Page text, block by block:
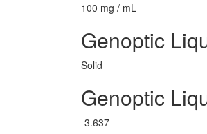
100 mg / mL
Genoptic
Solid
Genoptic
-3.637